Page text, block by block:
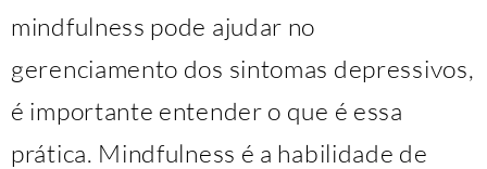
mindfulness pode ajudar no
gerenciamento dos sintomas depressivos,
é importante entender o que é essa
prática. Mindfulness é a habilidade de